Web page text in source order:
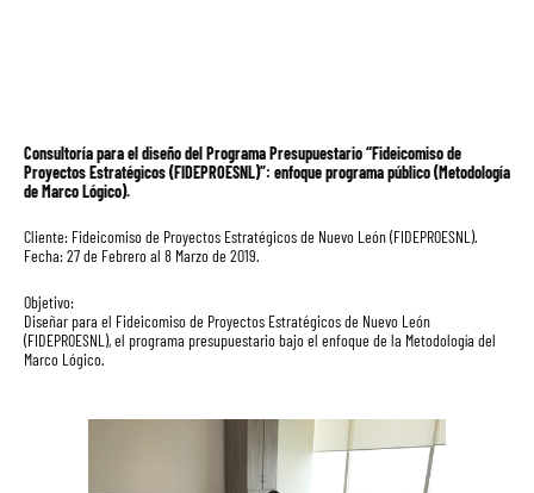
Consultoría para el diseño del Programa Presupuestario “Fideicomiso de
Proyectos Estratégicos (FIDEPROESNL)”: enfoque programa público (Metodología
de Marco Lógico).
Cliente: Fideicomiso de Proyectos Estratégicos de Nuevo León (FIDEPROESNL).
Fecha: 27 de Febrero al 8 Marzo de 2019.
Objetivo:
Diseñar para el Fideicomiso de Proyectos Estratégicos de Nuevo León
(FIDEPROESNL), el programa presupuestario bajo el enfoque de la Metodología del
Marco Lógico.